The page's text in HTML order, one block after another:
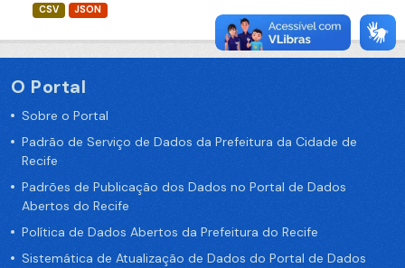
CSV JSON
O Portal
Sobre o Portal
Padrão de Serviço de Dados da Prefeitura da Cidade de
Recife
Padrões de Publicação dos Dados no Portal de Dados
Abertos do Recife
Política de Dados Abertos da Prefeitura do Recife
Sistemática de Atualização de Dados do Portal de Dados